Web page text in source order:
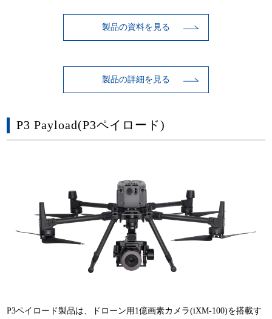
製品の資料を見る
製品の詳細を見る
P3 Payload(P3ペイロード)
P3ペイロード製品は、ドローン用1億画素カメラ(iXM-100)を搭載す